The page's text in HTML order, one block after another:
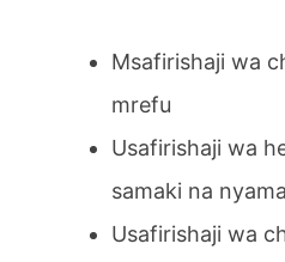
Msafirishaji wa
mrefu
Usafirishaji wa
samaki na nyama
Usafirishaji wa